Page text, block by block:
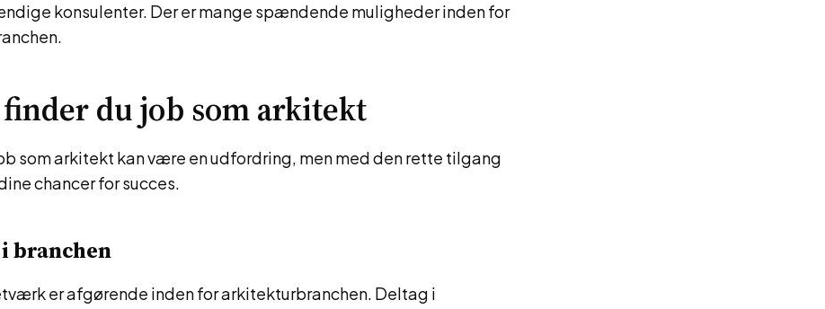
konsulenter. Der er mange spændende muligheder inden for
finder du job som arkitekt
som arkitekt kan være en udfordring, men med den rette tilgang
chancer for succes.
branchen
er afgørende inden for arkitekturbranchen. Deltag i